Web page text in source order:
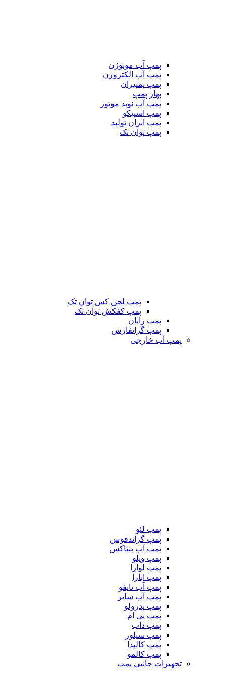
پمپ آب موتوژن
پمپ آب الکتروژن
پمپ پمپیران
بهار پمپ
پمپ آب نوید موتور
پمپ اسپیکو
پمپ ایران تولید
پمپ توان تک
پمپ لجن کش توان تک
پمپ کفکش توان تک
پمپ رایان
پمپ گرانفارس
پمپ آب خارجی
پمپ لئو
پمپ گراندفوس
پمپ آب پنتاکس
پمپ ویلو
پمپ لوارا
پمپ ابارا
پمپ آب تایفو
پمپ آب سایر
پمپ پدرولو
پمپ پی ام
پمپ داب
پمپ سیلور
پمپ کالپدا
پمپ کالمو
تجهیزات جانبی پمپ